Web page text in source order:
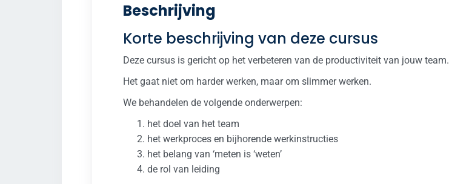
Beschrijving
Korte beschrijving van deze cursus
Deze cursus is gericht op het verbeteren van de productiviteit van jouw team.
Het gaat niet om harder werken, maar om slimmer werken.
We behandelen de volgende onderwerpen:
het doel van het team
het werkproces en bijhorende werkinstructies
het belang van ‘meten is ‘weten’
de rol van leiding